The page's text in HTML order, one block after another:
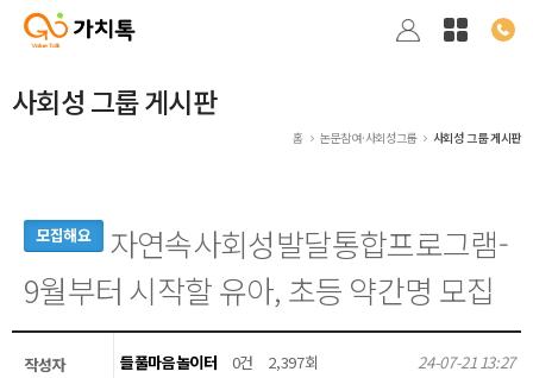
사회성 그룹 게시판
홈 논문참여·사회성그룹 사회성 그룹 게시판
모집해요
자연속사회성발달통합프로그램-
9월부터 시작할 유아, 초등 약간명 모집
작성자 들풀마음놀이터 0건 2,397회 24-07-21 13:27